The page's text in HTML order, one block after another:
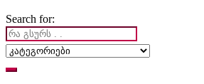
Search for: